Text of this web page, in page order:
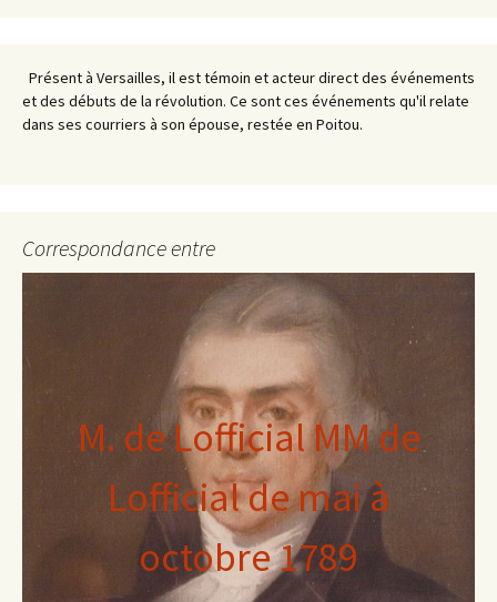
Présent à Versailles, il est témoin et acteur direct des événements
et des débuts de la révolution. Ce sont ces événements qu'il relate
dans ses courriers à son épouse, restée en Poitou.
Correspondance entre
M. de Lofficial MM de
Lofficial de mai à
octobre 1789